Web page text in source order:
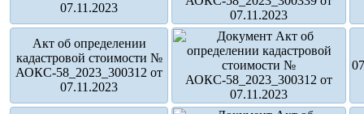
07.11.2023
Акт об определении
кадастровой стоимости №
АОКС-58_2023_300312 от
07.11.2023